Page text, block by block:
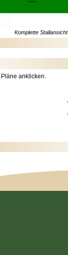
Komplette Stallansicht
anklicken.